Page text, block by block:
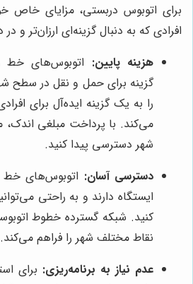
برای اتوبوس دربستی، مزایای خاص
افرادی که به دنبال گزینه‌ای ارزان‌تر و
هزینه پایین: اتوبوس‌های خط
گزینه برای حمل و نقل در سطح
را به یک گزینه ایده‌آل برای
می‌کند. با پرداخت مبلغی اندک،
شهر دسترسی پیدا کنید.
دسترسی آسان: اتوبوس‌های خط
ایستگاه دارند و به راحتی
کنید. شبکه گسترده خطوط
نقاط مختلف شهر را فراهم می‌کند.
عدم نیاز به برنامه‌ریزی: برای